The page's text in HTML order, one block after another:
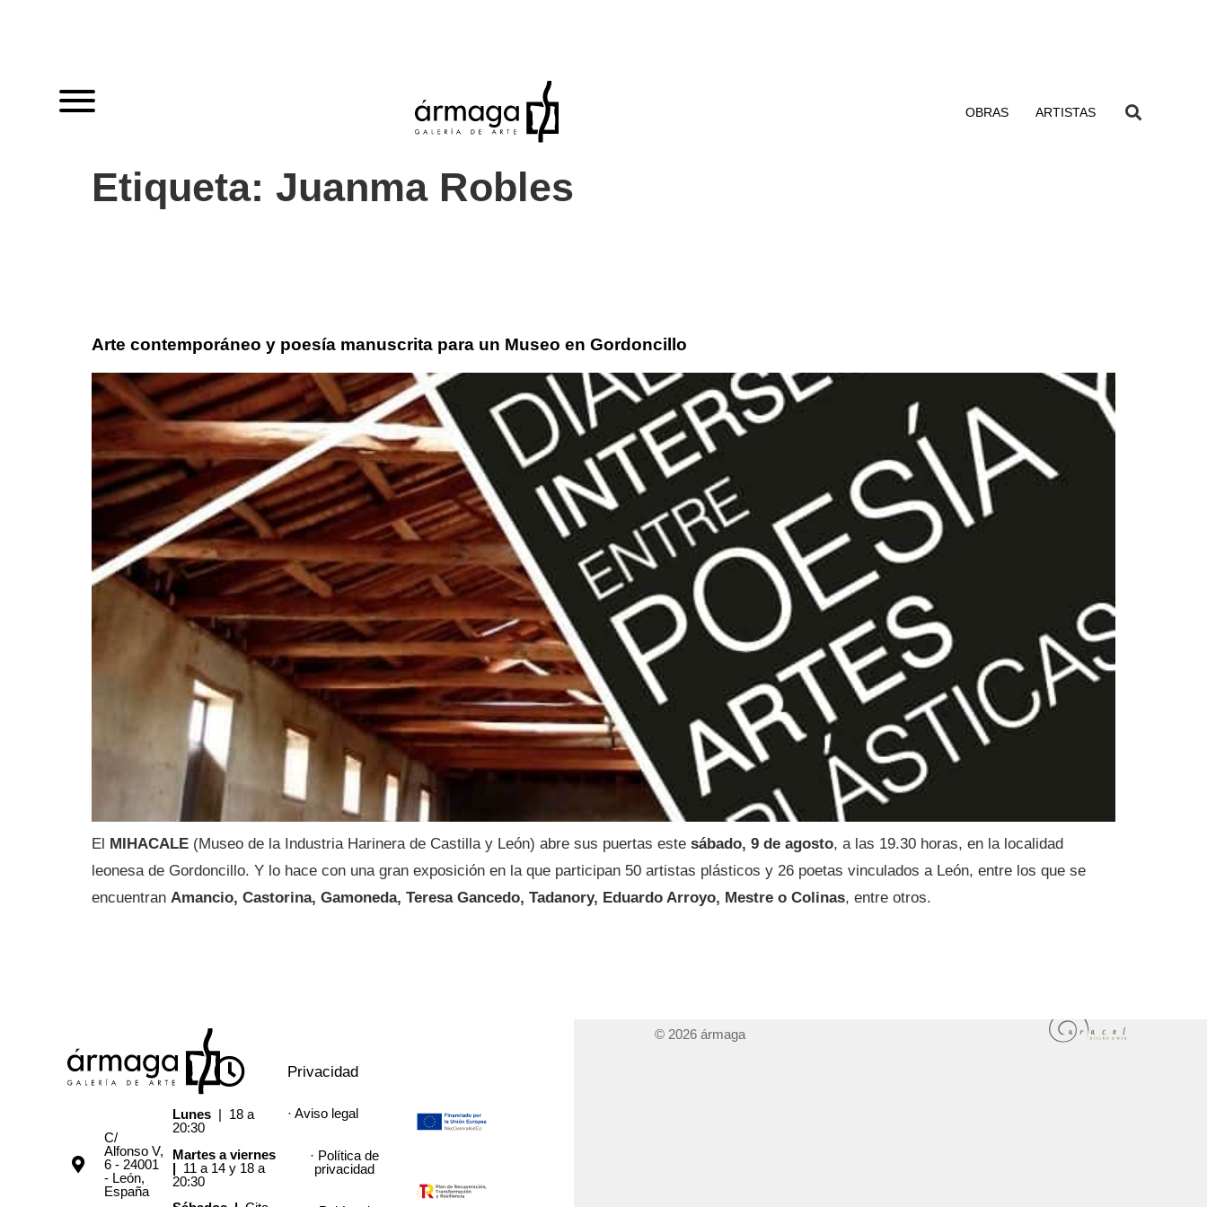
OBRAS ARTISTAS
Etiqueta: Juanma Robles
Arte contemporáneo y poesía manuscrita para un Museo en Gordoncillo
El MIHACALE (Museo de la Industria Harinera de Castilla y León) abre sus puertas este sábado, 9 de agosto, a las 19.30 horas, en la localidad
leonesa de Gordoncillo. Y lo hace con una gran exposición en la que participan 50 artistas plásticos y 26 poetas vinculados a León, entre los que se
encuentran Amancio, Castorina, Gamoneda, Teresa Gancedo, Tadanory, Eduardo Arroyo, Mestre o Colinas, entre otros.
C/
Alfonso V,
6 - 24001
- León,
España
Lunes | 18 a
20:30
Martes a viernes
| 11 a 14 y 18 a
20:30
Privacidad
· Aviso legal
· Política de
privacidad
© 2026 ármaga